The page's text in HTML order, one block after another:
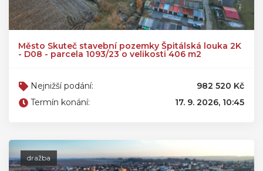
Město Skuteč stavební pozemky Špitálská louka 2K
- D08 - parcela 1093/23 o velikosti 406 m2
Nejnižší podání:
982 520 Kč
Termín konání:
17. 9. 2026, 10:45
dražba